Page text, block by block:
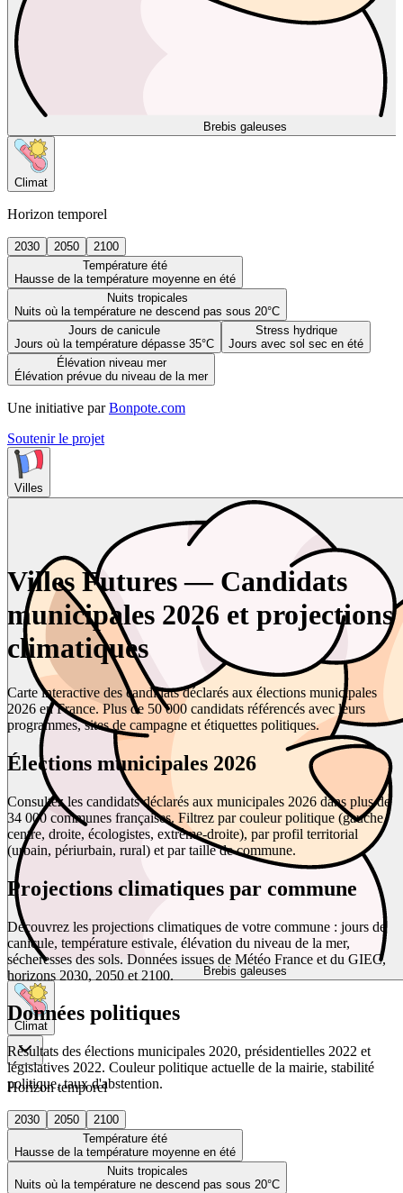
Brebis galeuses
Climat
Horizon temporel
2030 2050
2100
Température été
Hausse de la température moyenne en été
Nuits tropicales
Nuits où la température ne descend pas sous 20°C
Jours de canicule
Jours où la température dépasse 35°C
Stress hydrique
Jours avec sol sec en été
Élévation niveau mer
Élévation prévue du niveau de la mer
Une initiative par Bonpote.com
Soutenir le projet
Villes
Brebis galeuses
Climat
Horizon temporel
2030 2050
2100
Température été
Hausse de la température moyenne en été
Nuits tropicales
Nuits où la température ne descend pas sous 20°C
Villes Futures — Candidats
municipales 2026 et projections
climatiques
Carte interactive des candidats déclarés aux élections municipales
2026 en France. Plus de 50 000 candidats référencés avec leurs
programmes, sites de campagne et étiquettes politiques.
Élections municipales 2026
Consultez les candidats déclarés aux municipales 2026 dans plus de
34 000 communes françaises. Filtrez par couleur politique (gauche,
centre, droite, écologistes, extrême-droite), par profil territorial
(urbain, périurbain, rural) et par taille de commune.
Projections climatiques par commune
Découvrez les projections climatiques de votre commune : jours de
canicule, température estivale, élévation du niveau de la mer,
sécheresses des sols. Données issues de Météo France et du GIEC,
horizons 2030, 2050 et 2100.
Données politiques
Résultats des élections municipales 2020, présidentielles 2022 et
législatives 2022. Couleur politique actuelle de la mairie, stabilité
politique, taux d'abstention.